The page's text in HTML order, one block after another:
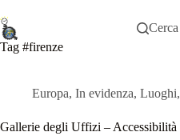
al
contenuto
Cerca
Tag #firenze
Europa, In evidenza, Luoghi,
Gallerie degli Uffizi – Accessibilità